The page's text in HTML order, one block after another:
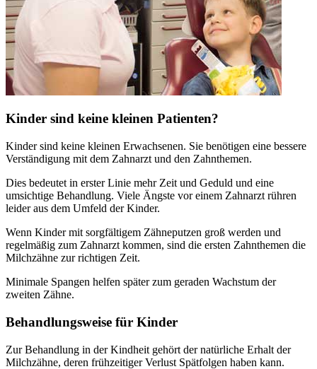
Kinder sind keine kleinen Patienten?
Kinder sind keine kleinen Erwachsenen. Sie benötigen eine bessere
Verständigung mit dem Zahnarzt und den Zahnthemen.
Dies bedeutet in erster Linie mehr Zeit und Geduld und eine
umsichtige Behandlung. Viele Ängste vor einem Zahnarzt rühren
leider aus dem Umfeld der Kinder.
Wenn Kinder mit sorgfältigem Zähneputzen groß werden und
regelmäßig zum Zahnarzt kommen, sind die ersten Zahnthemen die
Milchzähne zur richtigen Zeit.
Minimale Spangen helfen später zum geraden Wachstum der
zweiten Zähne.
Behandlungsweise für Kinder
Zur Behandlung in der Kindheit gehört der natürliche Erhalt der
Milchzähne, deren frühzeitiger Verlust Spätfolgen haben kann.